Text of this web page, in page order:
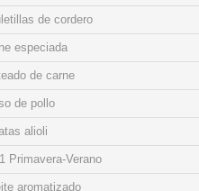
de cordero
especiada
de carne
de pollo
alioli
Primavera-Verano
aromatizado